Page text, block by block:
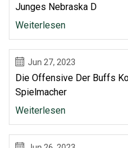
Junges Nebraska D
Weiterlesen
Jun 27, 2023
Die Offensive Der Buffs
Spielmacher
Weiterlesen